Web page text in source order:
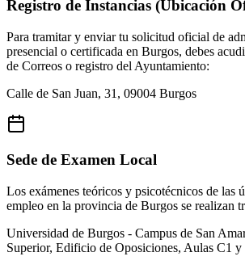
Registro de Instancias (Ubicación
Para tramitar y enviar tu solicitud oficial de
presencial o certificada en Burgos, debes
de Correos o registro del Ayuntamiento:
Calle de San Juan, 31, 09004 Burgos
Sede de Examen Local
Los exámenes teóricos y psicotécnicos de las
empleo en la provincia de Burgos se realizan
Universidad de Burgos - Campus de San
Superior, Edificio de Oposiciones, Aulas C1 y